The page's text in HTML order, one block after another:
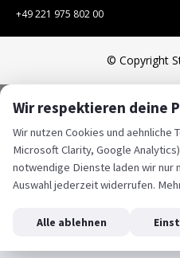
+49 221 975 802 00
© Copyright
Wir respektieren deine
Wir nutzen Cookies und aehnliche
Microsoft Clarity, Google
notwendige Dienste laden wir nur
Auswahl jederzeit widerrufen.
Alle ablehnen